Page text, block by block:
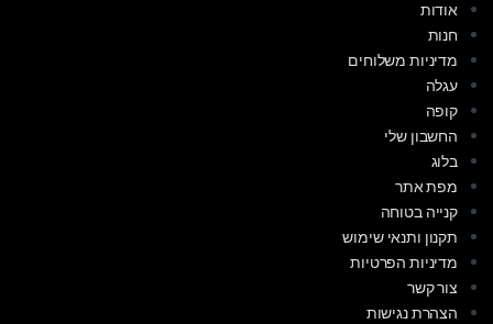
אודות
חנות
מדיניות משלוחים
עגלה
קופה
החשבון שלי
בלוג
מפת אתר
קנייה בטוחה
תקנון ותנאי שימוש
מדיניות הפרטיות
צור קשר
הצהרת נגישות